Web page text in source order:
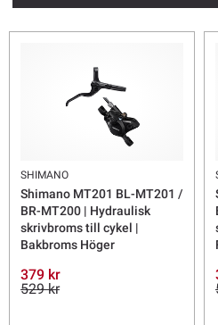
SHIMANO
Shimano MT201 BL-MT201 /
BR-MT200 | Hydraulisk
skrivbroms till cykel |
Bakbroms Höger
379 kr
529 kr